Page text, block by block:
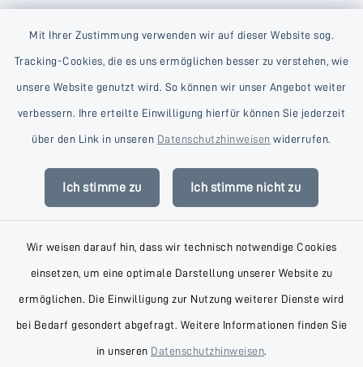
Mit Ihrer Zustimmung verwenden wir auf dieser Website sog.
Tracking-Cookies, die es uns ermöglichen besser zu verstehen, wie
unsere Website genutzt wird. So können wir unser Angebot weiter
verbessern. Ihre erteilte Einwilligung hierfür können Sie jederzeit
über den Link in unseren Datenschutzhinweisen widerrufen.
Ich stimme zu Ich stimme nicht zu
Wir weisen darauf hin, dass wir technisch notwendige Cookies
einsetzen, um eine optimale Darstellung unserer Website zu
ermöglichen. Die Einwilligung zur Nutzung weiterer Dienste wird
bei Bedarf gesondert abgefragt. Weitere Informationen finden Sie
in unseren Datenschutzhinweisen.
Kontakt
Datenschutz
Impressum
Sitemap